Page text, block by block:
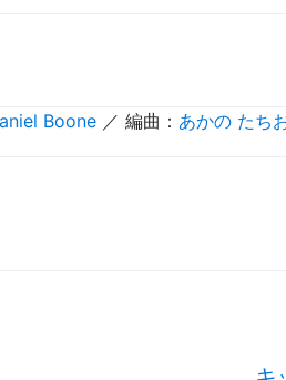
Boone ／ 編曲： あかの たち